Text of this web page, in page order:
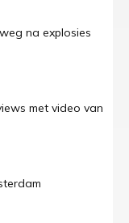
na explosies
met video van